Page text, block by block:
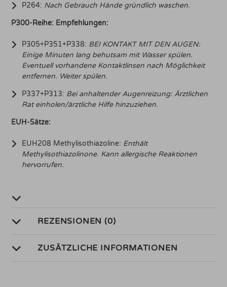
P264: Nach Gebrauch Hände gründlich waschen.
P300-Reihe: Empfehlungen:
P305+P351+P338: BEI KONTAKT MIT DEN AUGEN:
Einige Minuten lang behutsam mit Wasser spülen.
Eventuell vorhandene Kontaktlinsen nach Möglichkeit
entfernen. Weiter spülen.
P337+P313: Bei anhaltender Augenreizung: Ärztlichen
Rat einholen/ärztliche Hilfe hinzuziehen.
EUH-Sätze:
EUH208 Methylisothiazoline: Enthält
Methylisothiazolinone. Kann allergische Reaktionen
hervorrufen.
REZENSIONEN (0)
ZUSÄTZLICHE INFORMATIONEN